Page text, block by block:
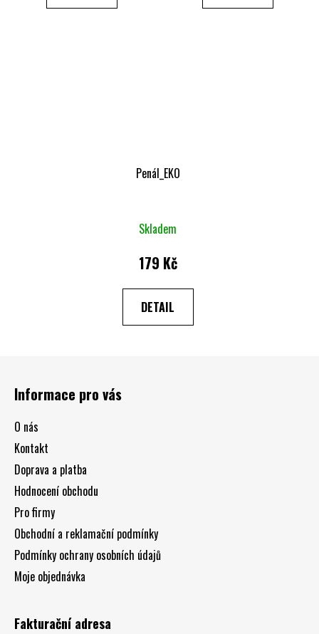
Penál_EKO
Skladem
179 Kč
DETAIL
Informace pro vás
O nás
Kontakt
Doprava a platba
Hodnocení obchodu
Pro firmy
Obchodní a reklamační podmínky
Podmínky ochrany osobních údajů
Moje objednávka
Fakturační adresa